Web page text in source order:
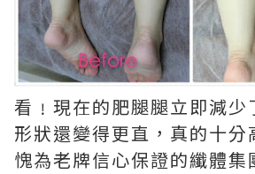
看﹗現在的肥腿腿立即減少
形狀還變得更直，真的十分
愧為老牌信心保證的纖體集